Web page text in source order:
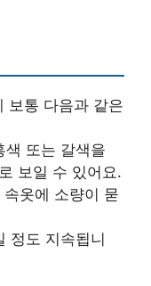
보통 다음과 같은
색 또는 갈색을
보일 수 있어요.
옷에 소량이 묻
정도 지속됩니